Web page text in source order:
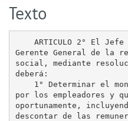
Texto
ARTICULO 2° El Jefe
Gerente General de la
social, mediante
deberá:
1° Determinar el
por los empleadores y
oportunamente,
descontar de las